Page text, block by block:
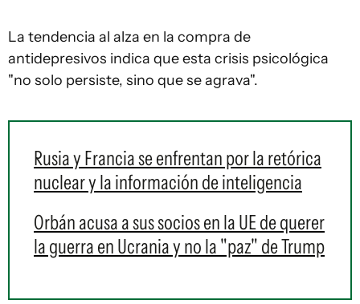
La tendencia al alza en la compra de
antidepresivos indica que esta crisis psicológica
"no solo persiste, sino que se agrava".
Rusia y Francia se enfrentan por la retórica
nuclear y la información de inteligencia
Orbán acusa a sus socios en la UE de querer
la guerra en Ucrania y no la "paz" de Trump